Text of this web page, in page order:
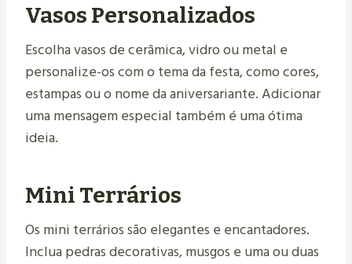
Vasos Personalizados
Escolha vasos de cerâmica, vidro ou metal e
personalize-os com o tema da festa, como cores,
estampas ou o nome da aniversariante. Adicionar
uma mensagem especial também é uma ótima
ideia.
Mini Terrários
Os mini terrários são elegantes e encantadores.
Inclua pedras decorativas, musgos e uma ou duas